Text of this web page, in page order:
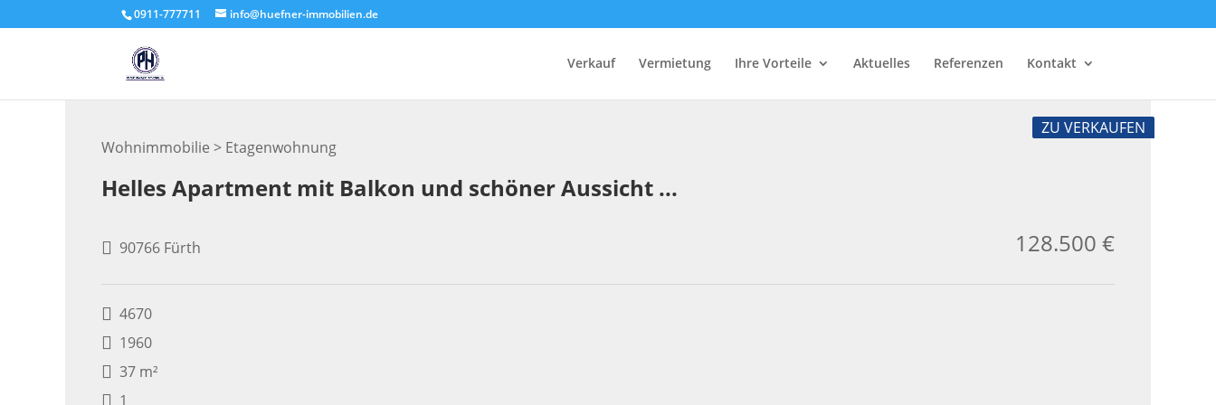
0911-777711 info@huefner-immobilien.de
Verkauf Vermietung Ihre Vorteile Aktuelles Referenzen Kontakt
Wohnimmobilie > Etagenwohnung
ZU VERKAUFEN
Helles Apartment mit Balkon und schöner Aussicht ...
90766 Fürth 128.500 €
4670
1960
37 m²
1